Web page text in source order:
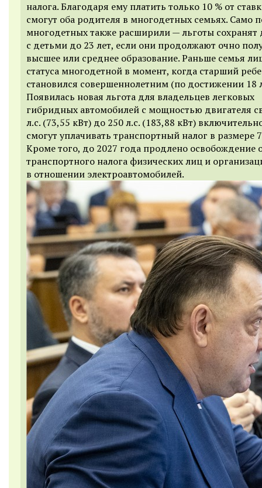
налога. Благодаря ему платить только 10 % от
смогут оба родителя в многодетных семьях. Само
многодетных также расширили — льготы сохранят
с детьми до 23 лет, если они продолжают очно
высшее или среднее образование. Раньше семья
статуса многодетной в момент, когда старший
становился совершеннолетним (по достижении 18
Появилась новая льгота для владельцев легковых
гибридных автомобилей с мощностью двигателя
л.с. (73,55 кВт) до 250 л.с. (183,88 кВт)
смогут уплачивать транспортный налог в размере
Кроме того, до 2027 года продлено освобождение
транспортного налога физических лиц и
в отношении электроавтомобилей.